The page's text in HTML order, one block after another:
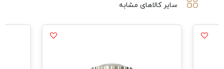
سایر کالاهای مشابه